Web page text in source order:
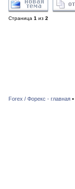
Страница 1 из 2
Forex / Форекс - главная•